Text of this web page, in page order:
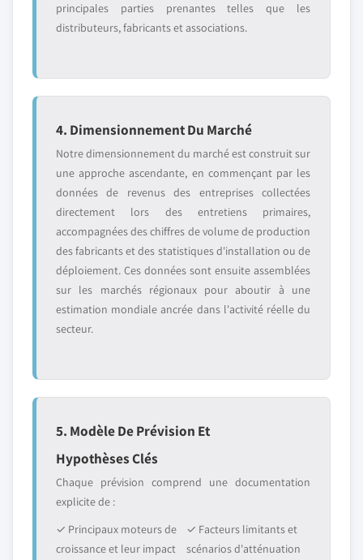
principales parties prenantes telles que les
distributeurs, fabricants et associations.
4. Dimensionnement Du Marché
Notre dimensionnement du marché est construit sur
une approche ascendante, en commençant par les
données de revenus des entreprises collectées
directement lors des entretiens primaires,
accompagnées des chiffres de volume de production
des fabricants et des statistiques d'installation ou de
déploiement. Ces données sont ensuite assemblées
sur les marchés régionaux pour aboutir à une
estimation mondiale ancrée dans l'activité réelle du
secteur.
5. Modèle De Prévision Et
Hypothèses Clés
Chaque prévision comprend une documentation
explicite de :
✓ Principaux moteurs de
croissance et leur impact
✓ Facteurs limitants et
scénarios d'atténuation